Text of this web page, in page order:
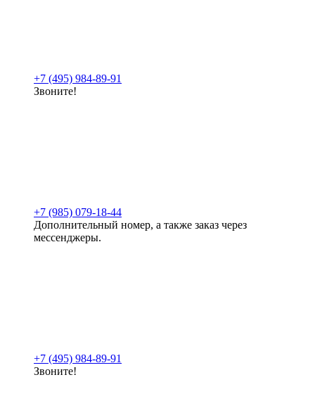
+7 (495) 984-89-91
Звоните!
+7 (985) 079-18-44
Дополнительный номер, а также заказ через
мессенджеры.
+7 (495) 984-89-91
Звоните!